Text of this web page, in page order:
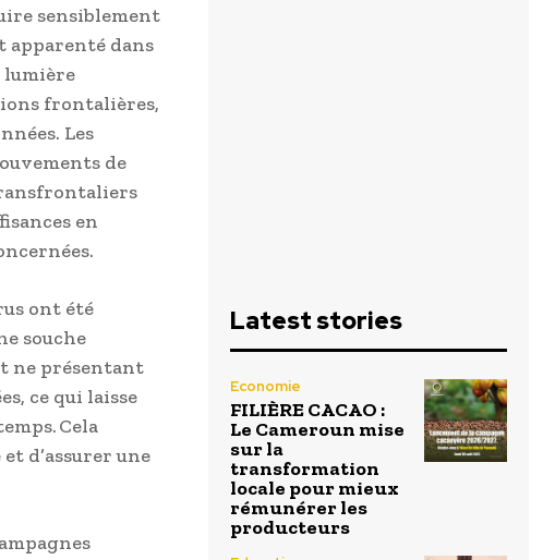
sensiblement
apparenté dans
lumière
frontalières,
Les
de
en
ont été
souche
ne présentant
ce qui laisse
Cela
d’assurer une
Latest stories
Economie
FILIÈRE CACAO :
Le Cameroun mise
sur la
transformation
locale pour mieux
rémunérer les
producteurs